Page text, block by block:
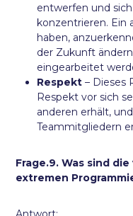
entwerfen und
konzentrieren. Ein
haben,
der Zukunft
eingearbeitet
Respekt– Dieses
Respekt vor sich
anderen erhält,
Teammitgliedern
Frage.9. Was sind
extremen